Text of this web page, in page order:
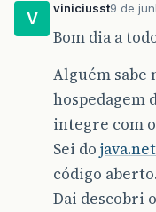
V
viniciusst9 de
Bom dia a
Alguém sabe
hospedagem
integre com o
Sei do java.net
código aberto.
Dai descobri o